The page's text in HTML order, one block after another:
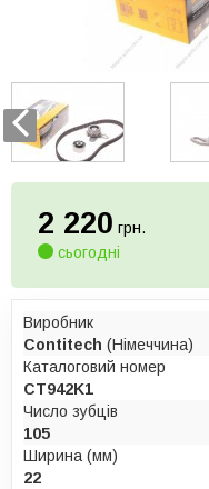
2 220 грн.
сьогодні
Виробник
Contitech (Німеччина)
Каталоговий номер
CT942K1
Число зубців
105
Ширина (мм)
22